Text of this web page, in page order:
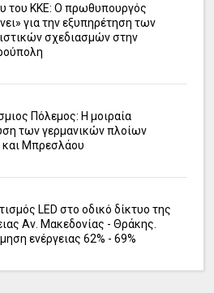
του ΚΚΕ: Ο πρωθυπουργός
για την εξυπηρέτηση των
σχεδιασμών στην
Πόλεμος: Η μοιραία
των γερμανικών πλοίων
και Μπρεσλάου
LED στο οδικό δίκτυο της
Αν. Μακεδονίας - Θράκης.
ενέργειας 62% - 69%